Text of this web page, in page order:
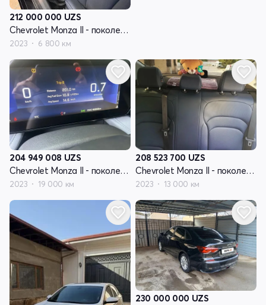
212 000 000 UZS
Chevrolet Monza II - поколение рестайлинг
2023 6 800 км
204 949 008 UZS
Chevrolet Monza II - поколение рестайлинг
2023 19 000 км
208 523 700 UZS
Chevrolet Monza II - поколение рестайлинг
2023 13 000 км
230 000 000 UZS